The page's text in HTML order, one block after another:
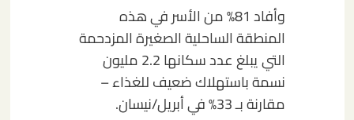
وأفاد 81% من الأسر في هذه
المنطقة الساحلية الصغيرة المزدحمة
التي يبلغ عدد سكانها 2.2 مليون
نسمة باستهلاك ضعيف للغذاء –
مقارنة بـ 33% في أبريل/نيسان.